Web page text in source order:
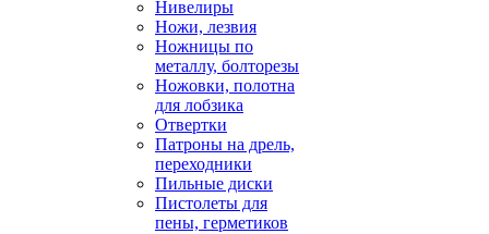
Нивелиры
Ножи, лезвия
Ножницы по
металлу, болторезы
Ножовки, полотна
для лобзика
Отвертки
Патроны на дрель,
переходники
Пильные диски
Пистолеты для
пены, герметиков